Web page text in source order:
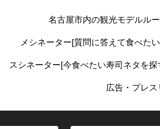
名古屋市内の観光モデルル
メシネーター[質問に答えて食べた
スシネーター[今食べたい寿司ネタを探
広告・プレ